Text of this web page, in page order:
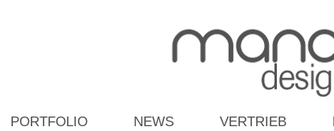
PORTFOLIO NEWS VERTRIEB